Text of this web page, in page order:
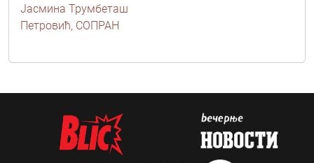
Јасмина Трумбеташ
Петровић, СОПРАН